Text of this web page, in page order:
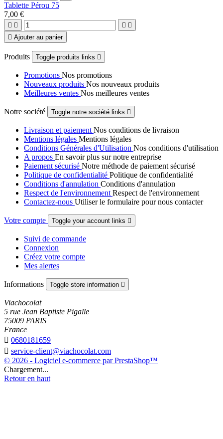
Tablette Pérou 75
7,00 €
   
 Ajouter au panier
Produits Toggle produits links 
Promotions Nos promotions
Nouveaux produits Nos nouveaux produits
Meilleures ventes Nos meilleures ventes
Notre société Toggle notre société links 
Livraison et paiement Nos conditions de livraison
Mentions légales Mentions légales
Conditions Générales d'Utilisation Nos conditions d'utilisation
A propos En savoir plus sur notre entreprise
Paiement sécurisé Notre méthode de paiement sécurisé
Politique de confidentialité Politique de confidentialité
Conditions d'annulation Conditions d'annulation
Respect de l'environnement Respect de l'environnement
Contactez-nous Utiliser le formulaire pour nous contacter
Votre compte Toggle your account links 
Suivi de commande
Connexion
Créez votre compte
Mes alertes
Informations Toggle store information 
Viachocolat
5 rue Jean Baptiste Pigalle
75009 PARIS
France
 0680181659
 service-client@viachocolat.com
© 2026 - Logiciel e-commerce par PrestaShop™
Chargement...
Retour en haut